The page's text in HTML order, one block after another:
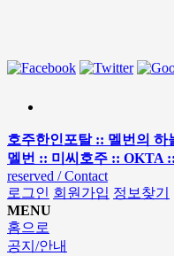
호주한인포탈 :: 멜번의 하
멜번 :: 미씨호주 :: OKTA
reserved / Contact
로그인 회원가입 정보찾기
MENU
홈으로
공지/안내